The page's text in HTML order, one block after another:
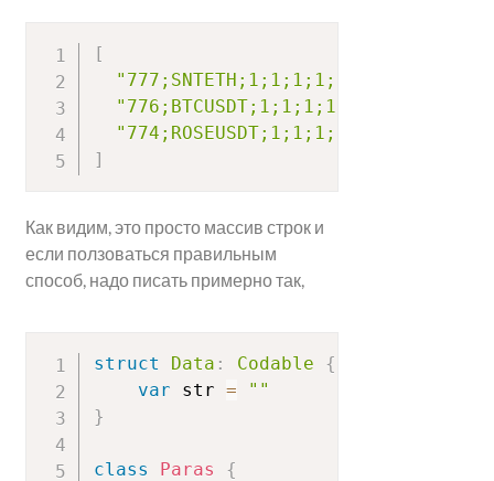
[
"777;SNTETH;1;1;1;1;usr1;@"
"776;BTCUSDT;1;1;1;1;usr1;@"
"774;ROSEUSDT;1;1;1;1;usr1;@"
]
Как видим, это просто массив строк и
если ползоваться правильным
способ, надо писать примерно так,
struct Data : Codable
{
var str =
""
}
class Paras
{